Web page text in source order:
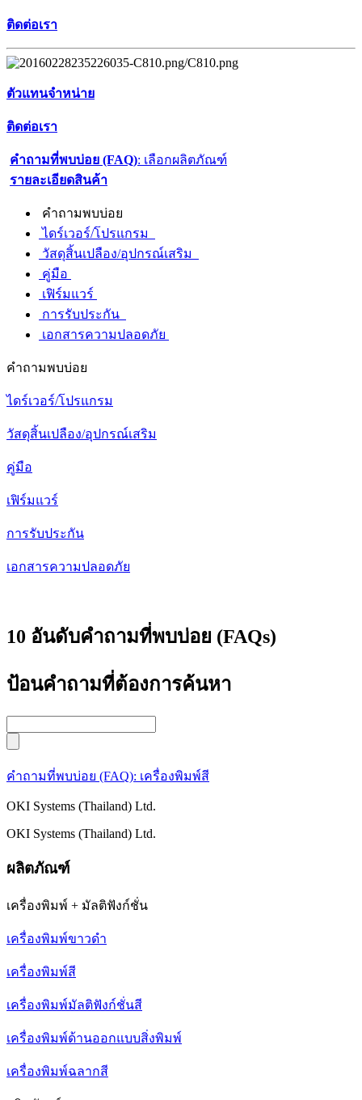
ติดต่อเรา
ตัวแทนจำหน่าย
ติดต่อเรา
คำถามที่พบบ่อย (FAQ): เลือกผลิตภัณฑ์
รายละเอียดสินค้า
คำถามพบบ่อย
ไดร์เวอร์/โปรแกรม
วัสดุสิ้นเปลือง/อุปกรณ์เสริม
คู่มือ
เฟิร์มแวร์
การรับประกัน
เอกสารความปลอดภัย
คำถามพบบ่อย
ไดร์เวอร์/โปรแกรม
วัสดุสิ้นเปลือง/อุปกรณ์เสริม
คู่มือ
เฟิร์มแวร์
การรับประกัน
เอกสารความปลอดภัย
10 อันดับคำถามที่พบบ่อย (FAQs)
ป้อนคำถามที่ต้องการค้นหา
คำถามที่พบบ่อย (FAQ): เครื่องพิมพ์สี
OKI Systems (Thailand) Ltd.
OKI Systems (Thailand) Ltd.
ผลิตภัณฑ์
เครื่องพิมพ์ + มัลติฟังก์ชั่น
เครื่องพิมพ์ขาวดำ
เครื่องพิมพ์สี
เครื่องพิมพ์มัลติฟังก์ชั่นสี
เครื่องพิมพ์ด้านออกแบบสิ่งพิมพ์
เครื่องพิมพ์ฉลากสี